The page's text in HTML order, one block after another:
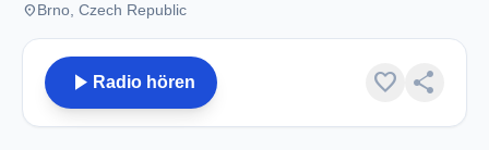
placeBrno, Czech Republic
play_arrow Radio hören favorite share